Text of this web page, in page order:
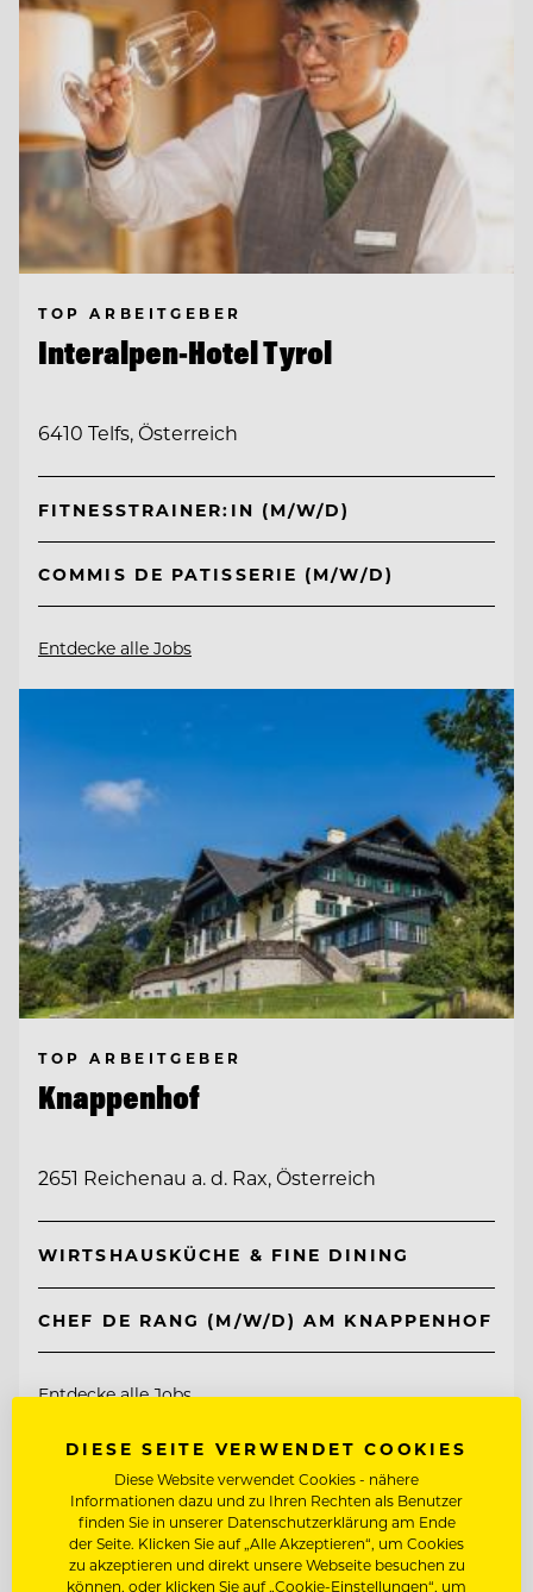
TOP ARBEITGEBER
Interalpen-Hotel Tyrol
6410 Telfs, Österreich
FITNESSTRAINER:IN (M/W/D)
COMMIS DE PATISSERIE (M/W/D)
Entdecke alle Jobs
TOP ARBEITGEBER
Knappenhof
2651 Reichenau a. d. Rax, Österreich
WIRTSHAUSKÜCHE & FINE DINING
CHEF DE RANG (M/W/D) AM KNAPPENHOF
Entdecke alle Jobs
DIESE SEITE VERWENDET COOKIES
Diese Website verwendet Cookies - nähere
Informationen dazu und zu Ihren Rechten als Benutzer
finden Sie in unserer Datenschutzerklärung am Ende
der Seite. Klicken Sie auf „Alle Akzeptieren“, um Cookies
zu akzeptieren und direkt unsere Webseite besuchen zu
können, oder klicken Sie auf „Cookie-Einstellungen“, um